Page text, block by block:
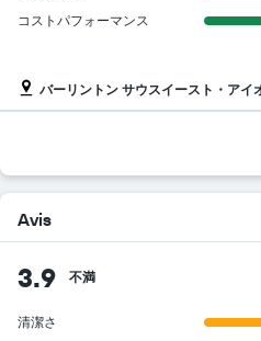
本
は、
ン
タ
会
社
の
タ
ー
コストパフォーマンス
Avis
3.9 不満
清潔さ